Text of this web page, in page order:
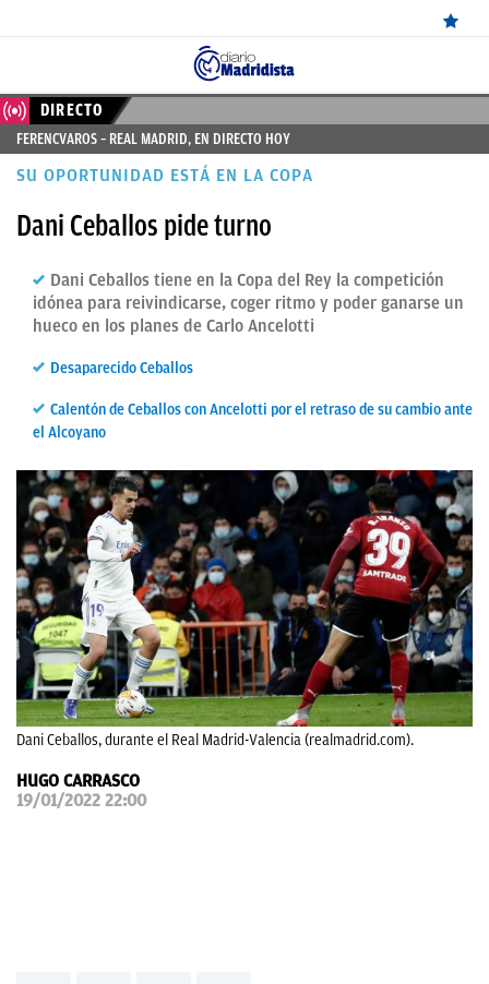
ÚLTIMAS
NOTICIAS
MADRID
BALONCESTO
CANTERA
FEMENINO
PAPARAZZI
OKDIARIO
DIRECTO
FERENCVAROS – REAL MADRID, EN DIRECTO HOY
SU OPORTUNIDAD ESTÁ EN LA COPA
Dani Ceballos pide turno
Dani Ceballos tiene en la Copa del Rey la competición
idónea para reivindicarse, coger ritmo y poder ganarse un
hueco en los planes de Carlo Ancelotti
Desaparecido Ceballos
Calentón de Ceballos con Ancelotti por el retraso de su cambio ante
el Alcoyano
Dani Ceballos, durante el Real Madrid-Valencia (realmadrid.com).
HUGO CARRASCO
19/01/2022 22:00